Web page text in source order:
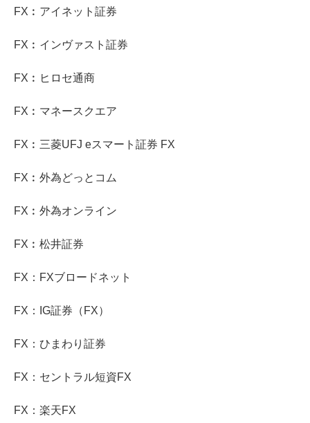
FX︰アイネット証券
FX︰インヴァスト証券
FX︰ヒロセ通商
FX︰マネースクエア
FX︰三菱UFJ eスマート証券 FX
FX︰外為どっとコム
FX︰外為オンライン
FX︰松井証券
FX：FXブロードネット
FX：IG証券（FX）
FX：ひまわり証券
FX：セントラル短資FX
FX：楽天FX